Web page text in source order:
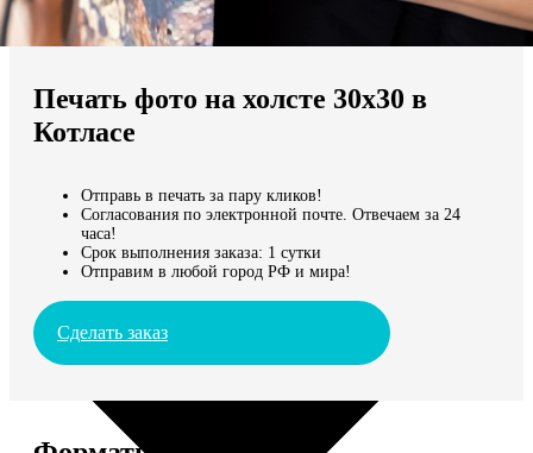
Мы доставляем по всему миру
Продолжить без города
Печать фото на холсте 30х30 в
Котласе
Отправь в печать за пару кликов!
Согласования по электронной почте. Отвечаем за 24
часа!
Срок выполнения заказа: 1 сутки
Отправим в любой город РФ и мира!
Сделать заказ